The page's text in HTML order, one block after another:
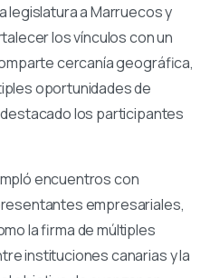
a Marruecos y
los vínculos con un
cercanía geográfica,
oportunidades de
los participantes
encuentros con
empresariales,
la firma de múltiples
instituciones canarias y la